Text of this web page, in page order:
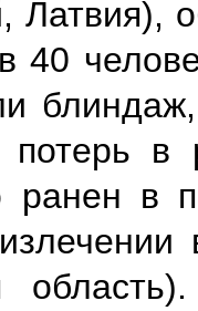
Латвия),
40
потерь в
ранен в